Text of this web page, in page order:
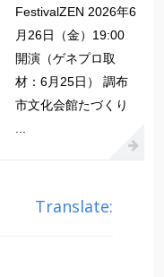
FestivalZEN 2026年6
月26日（金）19:00
開演（ゲネプロ取
材：6月25日） 調布
市文化会館たづくり
...
Translate: